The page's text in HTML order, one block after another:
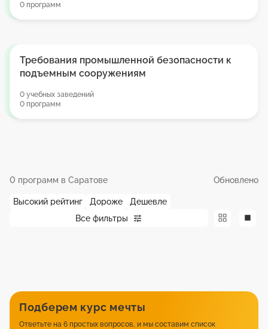
0 программ
Требования промышленной безопасности к
подъемным сооружениям
0 учебных заведений
0 программ
0 программ в Саратове Обновлено
Все фильтры
Высокий рейтинг Дороже Дешевле
Подберем курс мечты
Ответьте на 6 простых вопросов, и мы составим список